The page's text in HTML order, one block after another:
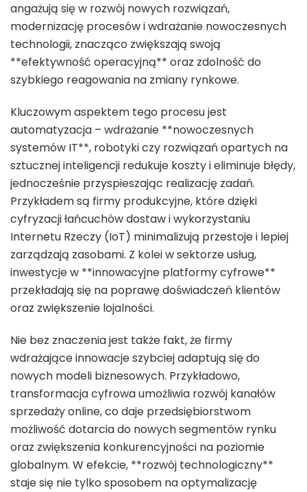
angażują się w rozwój nowych rozwiązań,
modernizację procesów i wdrażanie nowoczesnych
technologii, znacząco zwiększają swoją
**efektywność operacyjną** oraz zdolność do
szybkiego reagowania na zmiany rynkowe.
Kluczowym aspektem tego procesu jest
automatyzacja – wdrażanie **nowoczesnych
systemów IT**, robotyki czy rozwiązań opartych na
sztucznej inteligencji redukuje koszty i eliminuje błędy,
jednocześnie przyspieszając realizację zadań.
Przykładem są firmy produkcyjne, które dzięki
cyfryzacji łańcuchów dostaw i wykorzystaniu
Internetu Rzeczy (IoT) minimalizują przestoje i lepiej
zarządzają zasobami. Z kolei w sektorze usług,
inwestycje w **innowacyjne platformy cyfrowe**
przekładają się na poprawę doświadczeń klientów
oraz zwiększenie lojalności.
Nie bez znaczenia jest także fakt, że firmy
wdrażające innowacje szybciej adaptują się do
nowych modeli biznesowych. Przykładowo,
transformacja cyfrowa umożliwia rozwój kanałów
sprzedaży online, co daje przedsiębiorstwom
możliwość dotarcia do nowych segmentów rynku
oraz zwiększenia konkurencyjności na poziomie
globalnym. W efekcie, **rozwój technologiczny**
staje się nie tylko sposobem na optymalizację